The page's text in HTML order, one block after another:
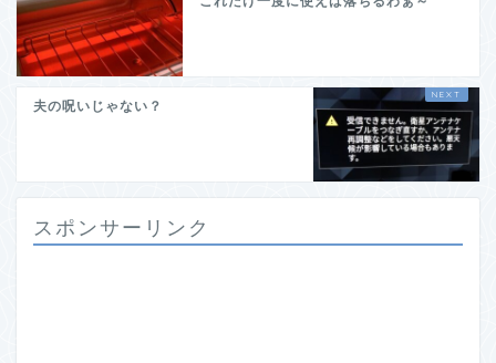
夫の呪いじゃない？
スポンサーリンク